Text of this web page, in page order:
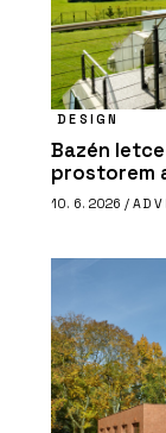
DESIGN
Bazén
prostorem
10. 6. 2026 /